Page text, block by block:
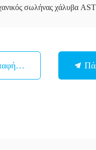
σωλήνας χάλυβα
Με